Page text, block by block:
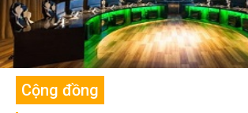
Cộng đồng